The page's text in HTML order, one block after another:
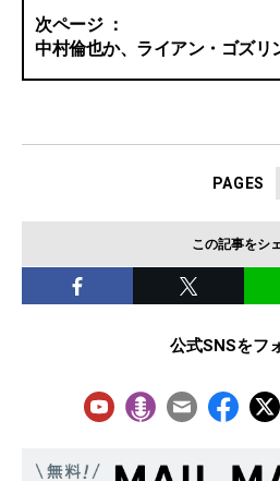
中村倫也か、ライアン・ゴズリ
PAGES
この記事をシ
公式SNSをフ